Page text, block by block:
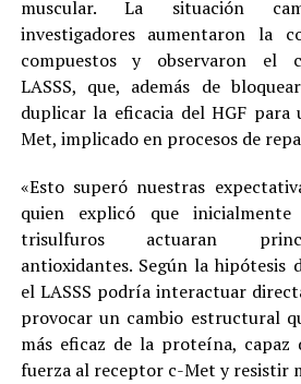
muscular. La situación
investigadores aumentaron la
compuestos y observaron el
LASSS, que, además de
duplicar la eficacia del HGF
Met, implicado en procesos de
«Esto superó nuestras
quien explicó que
trisulfuros actuaran
antioxidantes. Según la hipótesis
el LASSS podría interactuar
provocar un cambio estructural
más eficaz de la proteína, capaz
fuerza al receptor c-Met y resistir